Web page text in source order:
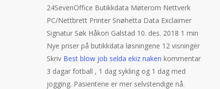
24SevenOffice Butikkdata Møterom Nettverk
PC/Nettbrett Printer Snøhetta Data Exclaimer
Signatur Søk Håkon Galstad 10. des. 2018 1 min
Nye priser på butikkdata løsningene 12 visninger
Skriv Best blow job selda ekiz naken kommentar
3 dagar fotball , 1 dag sykling og 1 dag med
jogging. Pasientene er mer selvstendige nå.